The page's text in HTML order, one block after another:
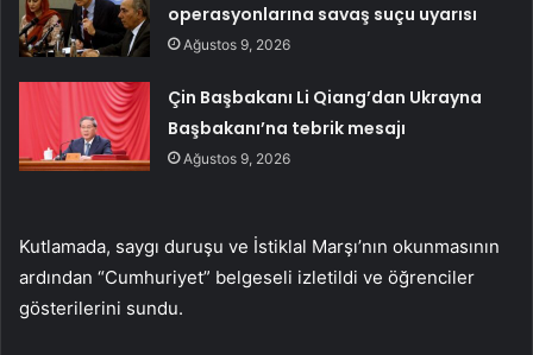
operasyonlarına savaş suçu uyarısı
Ağustos 9, 2026
Çin Başbakanı Li Qiang’dan Ukrayna
Başbakanı’na tebrik mesajı
Ağustos 9, 2026
Kutlamada, saygı duruşu ve İstiklal Marşı’nın okunmasının
ardından “Cumhuriyet” belgeseli izletildi ve öğrenciler
gösterilerini sundu.